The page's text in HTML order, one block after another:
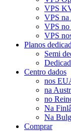
VPS
VPS na
VPS
VPS
Planos
Semi
Centro dados
nos
na
no
Na
Na
Comprar